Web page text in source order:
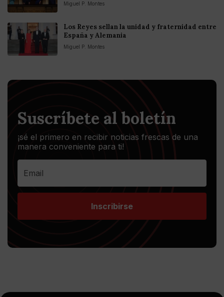
Miguel P. Montes
Los Reyes sellan la unidad y fraternidad entre
España y Alemania
Miguel P. Montes
Suscríbete al boletín
¡sé el primero en recibir noticias frescas de una
manera conveniente para ti!
Inscribirse